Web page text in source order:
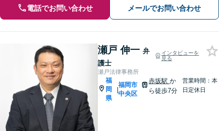
電話でお問い合わせ メールでお問い合わせ
瀬戸 伸一 弁
護士
インタビューを
見る
瀬戸法律事務所
福
岡
県
|
福岡市
中央区
赤坂駅 か
ら徒歩7分
営業時間：本
日定休日